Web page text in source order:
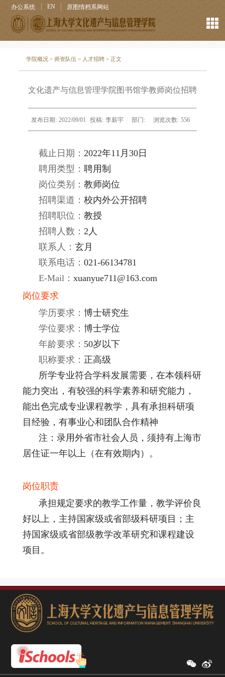
办公系统 EN 原图情档系网站
学院概况 > 师资队伍 > 人才招聘 > 正文
文化遗产与信息管理学院图书馆学教师岗位招聘
发布日期: 2022/09/01 投稿: 李薪宇 部门: 浏览次数: 556
截止日期： 2022年11月30日
聘用类型： 聘用制
岗位类别： 教师岗位
招聘渠道： 校内外公开招聘
招聘职位： 教授
招聘人数： 2人
联系人： 玄月
联系电话： 021-66134781
E-Mail： xuanyue711@163.com
岗位要求
学历要求： 博士研究生
学位要求： 博士学位
年龄要求： 50岁以下
职称要求： 正高级
所学专业符合学科发展需要，在本领科研
能力突出，有较强的科学素养和研究能力，
能出色完成专业课程教学，具有承担科研项
目经验，有事业心和团队合作精神
注：录用外省市社会人员，须持有上海市
居住证一年以上（在有效期内）。
岗位职责
承担规定要求的教学工作量，教学评价良
好以上，主持国家级或省部级科研项目；主
持国家级或省部级教学改革研究和课程建设
项目。